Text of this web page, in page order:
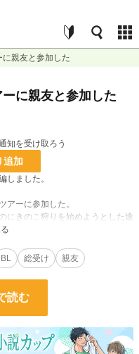
に親友と参加した
に親友と参加した
知を受け取ろう
追加
しました。
アーに参加した。
にきのこ狩りを始めようとした途
には深い様な浅い様な理由があっ
こ狩りを楽しもうとするが……。
。ショタに注意。
他サイトにも掲載してます。R18
BL 総受け 親友
読む